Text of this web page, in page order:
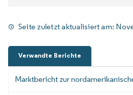
Seite zuletzt aktualisiert am:
Verwandte Berichte
Marktbericht zur